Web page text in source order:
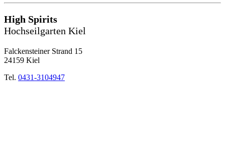
High Spirits
Hochseilgarten Kiel
Falckensteiner Strand 15
24159 Kiel
Tel. 0431-3104947